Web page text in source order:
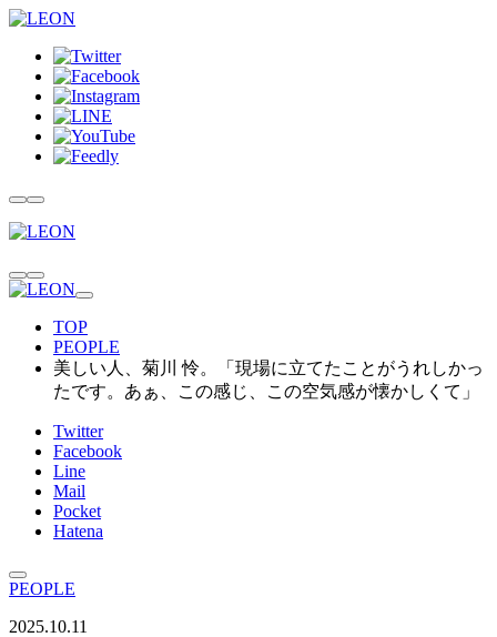
TOP
PEOPLE
美しい人、菊川 怜。「現場に立てたことがうれしかっ
たです。あぁ、この感じ、この空気感が懐かしくて」
Twitter
Facebook
Line
Mail
Pocket
Hatena
PEOPLE
2025.10.11